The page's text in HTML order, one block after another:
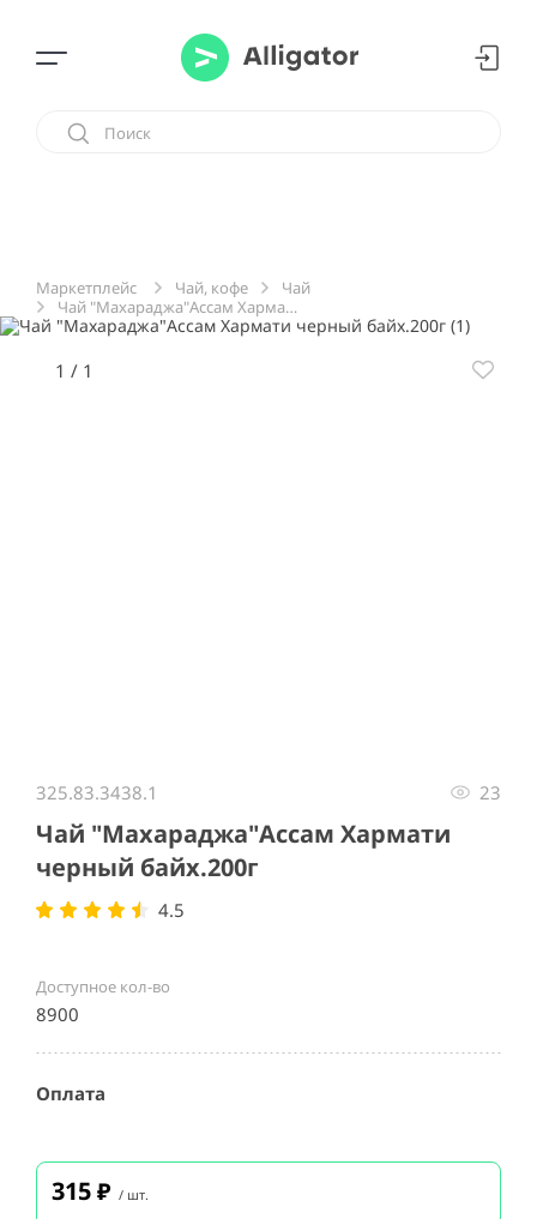
Маркетплейс Чай, кофе
Чай
Чай "Махараджа"Ассам Хармати черный байх.200г
1 / 1
325.83.3438.1 23
Чай "Махараджа"Ассам Хармати
черный байх.200г
4.5
Доступное кол-во
8900
Оплата
315₽ / шт.